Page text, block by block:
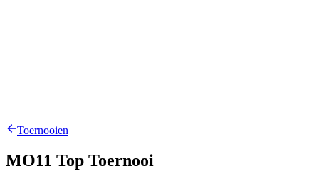
Toernooien
MO11 Top Toernooi